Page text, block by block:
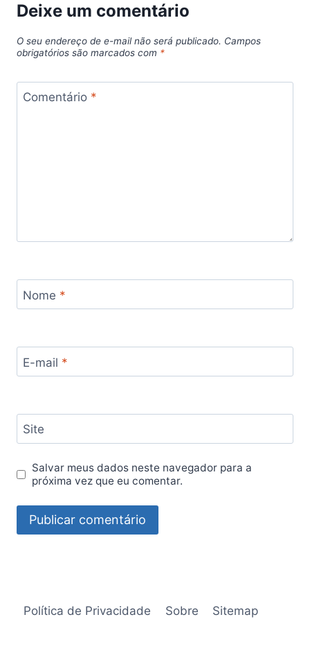
Deixe um comentário
O seu endereço de e-mail não será publicado. Campos
obrigatórios são marcados com *
Comentário *
Nome *
E-mail *
Site
Salvar meus dados neste navegador para a
próxima vez que eu comentar.
Política de Privacidade Sobre Sitemap